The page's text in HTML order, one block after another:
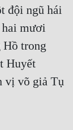
đội ngũ hái
hai mươi
Hồ trong
Huyết
vị võ giả Tụ